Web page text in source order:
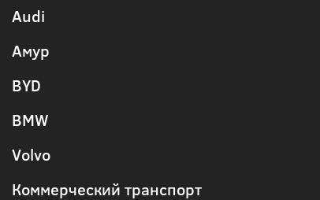
Audi
Амур
BYD
BMW
Volvo
Коммерческий транспорт